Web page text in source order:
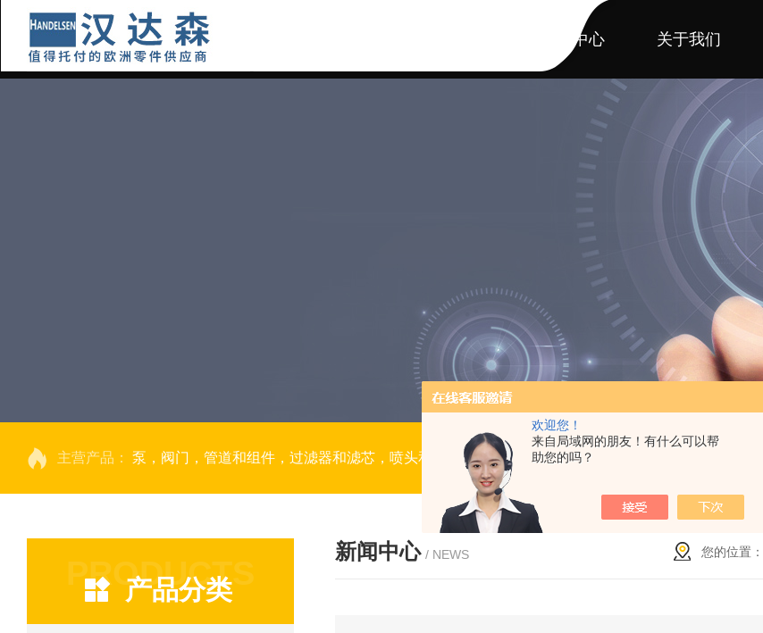
欢迎您！
来自局域网的朋友！有什么可以帮
助您的吗？
产品中心 关于我们
主营产品： 泵，阀门，管道和组件，过滤器和滤芯，喷头和喷抢，流体仪表
PRODUCTS
产品分类
新闻中心 / NEWS 您的位置：